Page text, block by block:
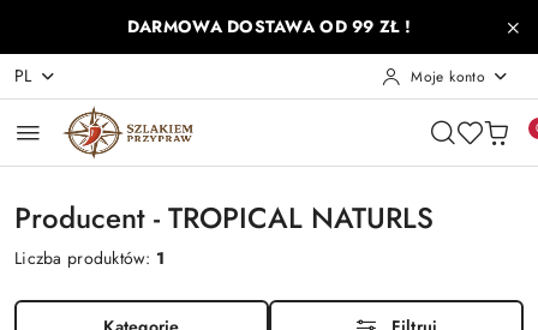
Przejdź do treści głównej
Przejdź do wyszukiwarki
Przejdź do moje konto
Przejdź do menu głównego
Przejdź do stopkiDARMOWA DOSTAWA OD 99 ZŁ !
PL Moje konto
Producent - TROPICAL NATURLS
Liczba produktów: 1